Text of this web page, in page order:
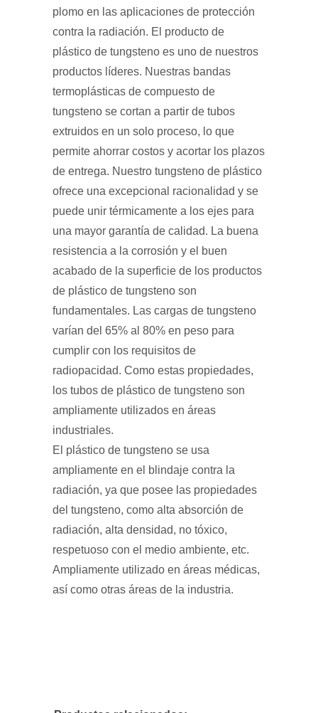
plomo en las aplicaciones de protección
contra la radiación. El producto de
plástico de tungsteno es uno de nuestros
productos líderes. Nuestras bandas
termoplásticas de compuesto de
tungsteno se cortan a partir de tubos
extruidos en un solo proceso, lo que
permite ahorrar costos y acortar los plazos
de entrega. Nuestro tungsteno de plástico
ofrece una excepcional racionalidad y se
puede unir térmicamente a los ejes para
una mayor garantía de calidad. La buena
resistencia a la corrosión y el buen
acabado de la superficie de los productos
de plástico de tungsteno son
fundamentales. Las cargas de tungsteno
varían del 65% al ​​80% en peso para
cumplir con los requisitos de
radiopacidad. Como estas propiedades,
los tubos de plástico de tungsteno son
ampliamente utilizados en áreas
industriales.
El plástico de tungsteno se usa
ampliamente en el blindaje contra la
radiación, ya que posee las propiedades
del tungsteno, como alta absorción de
radiación, alta densidad, no tóxico,
respetuoso con el medio ambiente, etc.
Ampliamente utilizado en áreas médicas,
así como otras áreas de la industria.